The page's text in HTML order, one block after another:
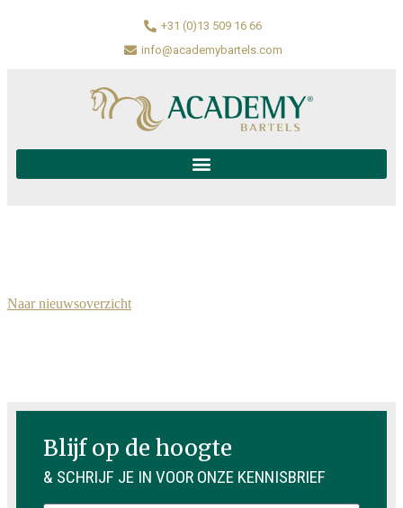
+31 (0)13 509 16 66
info@academybartels.com
Naar nieuwsoverzicht
Blijf op de hoogte
& SCHRIJF JE IN VOOR ONZE KENNISBRIEF